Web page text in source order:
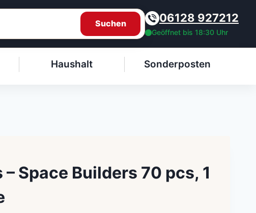
Suchen 06128 927212
Geöffnet bis 18:30 Uhr
Haushalt Sonderposten
Space Builders 70 pcs, 1